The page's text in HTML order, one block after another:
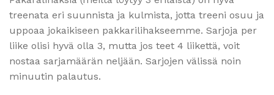
treenata eri suunnista ja kulmista, jotta treeni osuu ja
uppoaa jokaikiseen pakkarilihakseemme. Sarjoja per
liike olisi hyvä olla 3, mutta jos teet 4 liikettä, voit
nostaa sarjamäärän neljään. Sarjojen välissä noin
minuutin palautus.